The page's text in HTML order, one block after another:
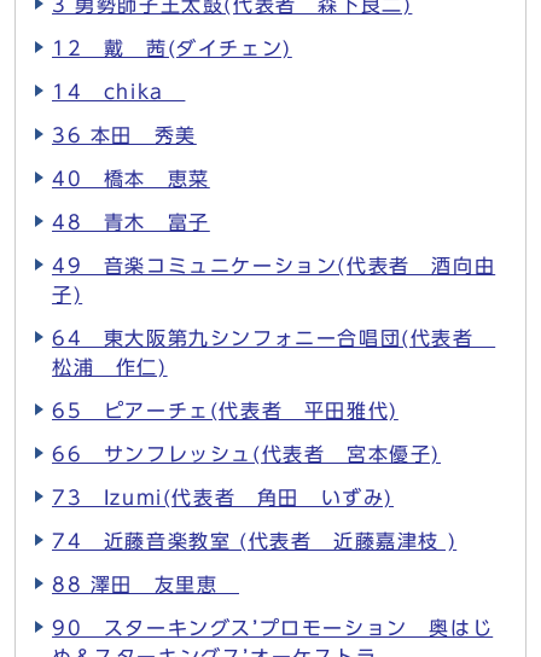
3 勇勢師子王太鼓(代表者 森下良二)
12 戴 茜(ダイチェン)
14 chika
36 本田 秀美
40 橋本 恵菜
48 青木 富子
49 音楽コミュニケーション(代表者 酒向由
子)
64 東大阪第九シンフォニー合唱団(代表者
松浦 作仁)
65 ピアーチェ(代表者 平田雅代)
66 サンフレッシュ(代表者 宮本優子)
73 Izumi(代表者 角田 いずみ)
74 近藤音楽教室 (代表者 近藤嘉津枝 )
88 澤田 友里恵
90 スターキングス’プロモーション 奥はじ